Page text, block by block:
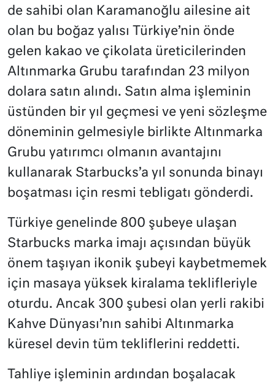
de sahibi olan Karamanoğlu ailesine ait
olan bu boğaz yalısı Türkiye’nin önde
gelen kakao ve çikolata üreticilerinden
Altınmarka Grubu tarafından 23 milyon
dolara satın alındı. Satın alma işleminin
üstünden bir yıl geçmesi ve yeni sözleşme
döneminin gelmesiyle birlikte Altınmarka
Grubu yatırımcı olmanın avantajını
kullanarak Starbucks’a yıl sonunda binayı
boşatması için resmi tebligatı gönderdi.
Türkiye genelinde 800 şubeye ulaşan
Starbucks marka imajı açısından büyük
önem taşıyan ikonik şubeyi kaybetmemek
için masaya yüksek kiralama teklifleriyle
oturdu. Ancak 300 şubesi olan yerli rakibi
Kahve Dünyası’nın sahibi Altınmarka
küresel devin tüm tekliflerini reddetti.
Tahliye işleminin ardından boşalacak